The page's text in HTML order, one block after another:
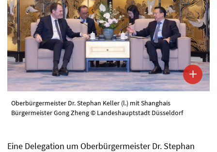
Oberbürgermeister Dr. Stephan Keller (l.) mit Shanghais
Bürgermeister Gong Zheng © Landeshauptstadt Düsseldorf
Eine Delegation um Oberbürgermeister Dr. Stephan